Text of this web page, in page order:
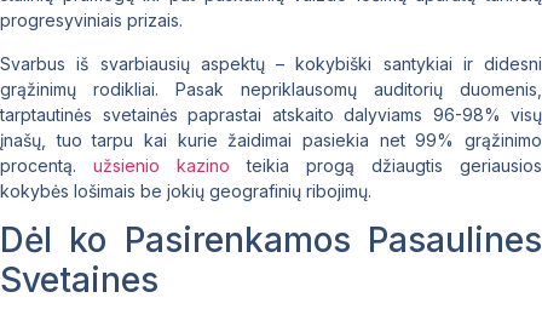
progresyviniais prizais.
Svarbus iš svarbiausių aspektų – kokybiški santykiai ir didesni
grąžinimų rodikliai. Pasak nepriklausomų auditorių duomenis,
tarptautinės svetainės paprastai atskaito dalyviams 96-98% visų
įnašų, tuo tarpu kai kurie žaidimai pasiekia net 99% grąžinimo
procentą. užsienio kazino teikia progą džiaugtis geriausios
kokybės lošimais be jokių geografinių ribojimų.
Dėl ko Pasirenkamos Pasaulines
Svetaines